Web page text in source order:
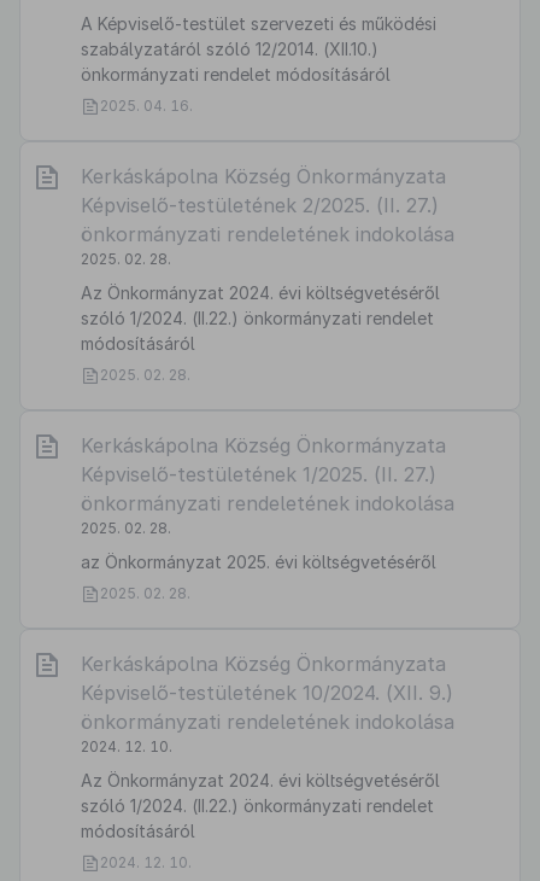
A Képviselő-testület szervezeti és működési
szabályzatáról szóló 12/2014. (XII.10.)
önkormányzati rendelet módosításáról
2025. 04. 16.
Kerkáskápolna Község Önkormányzata
Képviselő-testületének 2/2025. (II. 27.)
önkormányzati rendeletének indokolása
2025. 02. 28.
Az Önkormányzat 2024. évi költségvetéséről
szóló 1/2024. (II.22.) önkormányzati rendelet
módosításáról
2025. 02. 28.
Kerkáskápolna Község Önkormányzata
Képviselő-testületének 1/2025. (II. 27.)
önkormányzati rendeletének indokolása
2025. 02. 28.
az Önkormányzat 2025. évi költségvetéséről
2025. 02. 28.
Kerkáskápolna Község Önkormányzata
Képviselő-testületének 10/2024. (XII. 9.)
önkormányzati rendeletének indokolása
2024. 12. 10.
Az Önkormányzat 2024. évi költségvetéséről
szóló 1/2024. (II.22.) önkormányzati rendelet
módosításáról
2024. 12. 10.